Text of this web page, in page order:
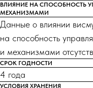
ВЛИЯНИЕ НА СПОСОБНОСТЬ
МЕХАНИЗМАМИ
Данные о влиянии
на способность
и механизмами
СРОК ГОДНОСТИ
4 года
УСЛОВИЯ ХРАНЕНИЯ